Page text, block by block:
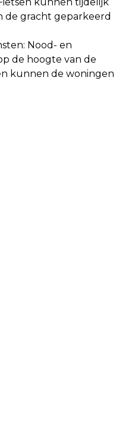
de gracht geparkeerd
Nood- en
de hoogte van de
kunnen de woningen